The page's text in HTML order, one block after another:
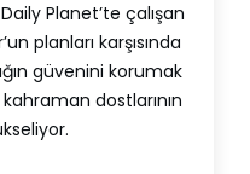
Planet’te çalışan
planları karşısında
güvenini korumak
dostlarının